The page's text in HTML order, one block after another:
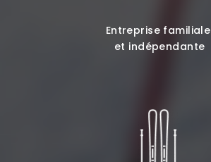
Entreprise familiale
et indépendante